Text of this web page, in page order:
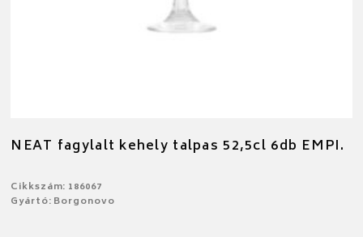
NEAT fagylalt kehely talpas 52,5cl 6db EMPI.
Cikkszám: 186067
Gyártó: Borgonovo